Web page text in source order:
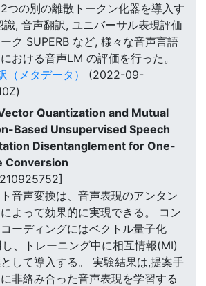
つの別の離散トークン化器を導入す
識, 音声翻訳, ユニバーサル表現評価
ク SUPERB など, 様々な音声言語
おける音声LM の評価を行った。
（メタデータ）
(2022-09-
Quantization and Mutual
Based Unsupervised Speech
Disentanglement for One-
Conversion
音声変換は、音声表現のアンタン
よって効果的に実現できる。 コン
ーディングにはベクトル量子化
、トレーニング中に相互情報(MI)
して導入する。 実験結果は,提案手
非絡み合った音声表現を学習する